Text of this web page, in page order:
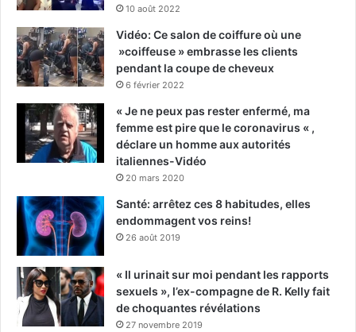
10 août 2022
Vidéo: Ce salon de coiffure où une
»coiffeuse » embrasse les clients
pendant la coupe de cheveux
6 février 2022
« Je ne peux pas rester enfermé, ma
femme est pire que le coronavirus « ,
déclare un homme aux autorités
italiennes-Vidéo
20 mars 2020
Santé: arrêtez ces 8 habitudes, elles
endommagent vos reins!
26 août 2019
« Il urinait sur moi pendant les rapports
sexuels », l’ex-compagne de R. Kelly fait
de choquantes révélations
27 novembre 2019